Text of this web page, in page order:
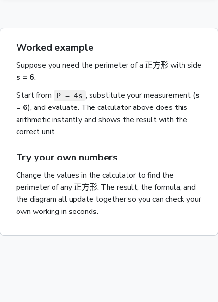
Worked example
Suppose you need the perimeterof a 正方形with side
s = 6.
Start from
P = 4s , substitute your measurement (s
= 6), and evaluate. The calculator above does this
arithmetic instantly and shows the result with the
correct unit.
Try your own numbers
Change the values in the calculator to find the
perimeterof any正方形. The result, the formula, and
the diagram all update together so you can check your
own working in seconds.